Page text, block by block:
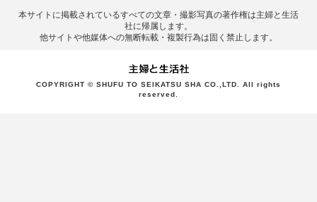
本サイトに掲載されているすべての⽂章・撮影写真の著作権は主婦と⽣活
社に帰属します。
他サイトや他媒体への無断転載・複製⾏為は固く禁⽌します。
COPYRIGHT © SHUFU TO SEIKATSU SHA CO.,LTD. All rights
reserved.